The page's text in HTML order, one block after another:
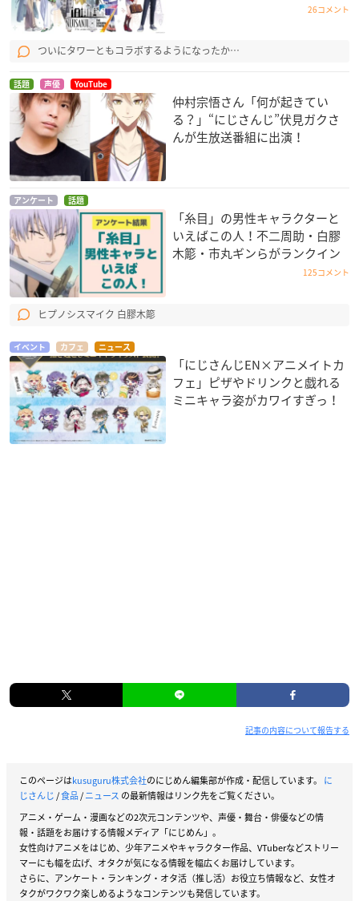
26コメント
ついにタワーともコラボするようになったか…
話題 声優 YouTube
仲村宗悟さん「何が起きてい
る？」“にじさんじ”伏見ガクさ
んが生放送番組に出演！
アンケート 話題
「糸目」の男性キャラクターと
いえばこの人！不二周助・白膠
木簓・市丸ギンらがランクイン
125コメント
ヒプノシスマイク 白膠木簓
イベント カフェ ニュース
「にじさんじEN×アニメイトカ
フェ」ピザやドリンクと戯れる
ミニキャラ姿がカワイすぎっ！
記事の内容について報告する
このページはkusuguru株式会社のにじめん編集部が作成・配信しています。 に
じさんじ/食品/ニュース の最新情報はリンク先をご覧ください。
アニメ・ゲーム・漫画などの2次元コンテンツや、声優・舞台・俳優などの情
報・話題をお届けする情報メディア「にじめん」。
女性向けアニメをはじめ、少年アニメやキャラクター作品、VTuberなどストリー
マーにも幅を広げ、オタクが気になる情報を幅広くお届けしています。
さらに、アンケート・ランキング・オタ活（推し活）お役立ち情報など、女性オ
タクがワクワク楽しめるようなコンテンツも発信しています。